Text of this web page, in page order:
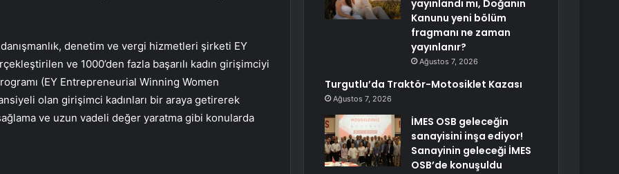
denetim ve vergi hizmetleri şirketi EY
ve 1000’den fazla başarılı kadın girişimciyi
(EY Entrepreneurial Winning Women
olan girişimci kadınları bir araya getirerek
ve uzun vadeli değer yaratma gibi konularda
yayınlandı mı, Doğanın
Kanunu yeni bölüm
fragmanı ne zaman
yayınlanır?
Ağustos 7, 2026
Turgutlu’da Traktör-Motosiklet Kazası
Ağustos 7, 2026
İMES OSB geleceğin
sanayisini inşa ediyor!
Sanayinin geleceği İMES
OSB’de konuşuldu